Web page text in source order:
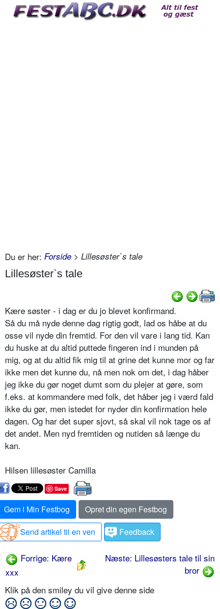
Du er her: Forside > Lillesøster`s tale
Lillesøster`s tale
Kære søster - i dag er du jo blevet konfirmand.
Så du må nyde denne dag rigtig godt, lad os håbe at du
osse vil nyde din fremtid. For den vil vare i lang tid. Kan
du huske at du altid puttede fingeren ind i munden på
mig, og at du altid fik mig til at grine det kunne mor og far
ikke men det kunne du, nå men nok om det, i dag håber
jeg ikke du gør noget dumt som du plejer at gøre, som
f.eks. at kommandere med folk, det håber jeg i værd fald
ikke du gør, men istedet for nyder din konfirmation hele
dagen. Og har det super sjovt, så skal vil nok tage os af
det andet. Men nyd fremtiden og nutiden så længe du
kan.
Hilsen lillesøster Camilla
Save
Gem i Min Festbog
Opret din egen Festbog
Send artikel til en ven
Feedback
Forrige: Kære
xxx
Næste: Lillesøsters tale til sin
bror
Klik på den smiley du vil give denne side